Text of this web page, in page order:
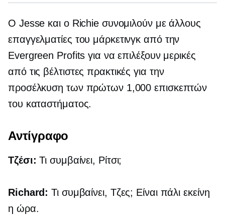
Ο Jesse και ο Richie συνομιλούν με άλλους
επαγγελματίες του μάρκετινγκ από την
Evergreen Profits για να επιλέξουν μερικές
από τις βέλτιστες πρακτικές για την
προσέλκυση των πρώτων 1,000 επισκεπτών
του καταστήματος.
Αντίγραφο
Τζέσι: Τι συμβαίνει, Ρίτσι;
Richard: Τι συμβαίνει, Τζες; Είναι πάλι εκείνη
η ώρα.